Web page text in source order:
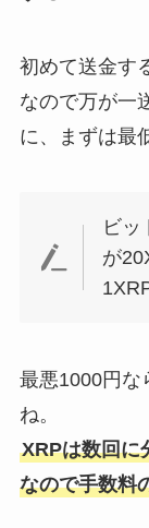
初めて送金す
なので万が一
に、まずは最
ビッ
が
最悪1000円な
ね。
XRPは数回に
なので手数料